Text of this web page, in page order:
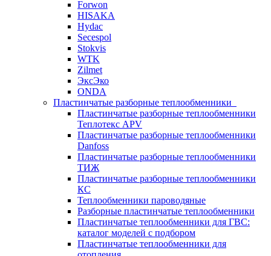
Forwon
HISAKA
Hydac
Secespol
Stokvis
WTK
Zilmet
ЭксЭко
ONDA
Пластинчатые разборные теплообменники
Пластинчатые разборные теплообменники
Теплотекс APV
Пластинчатые разборные теплообменники
Danfoss
Пластинчатые разборные теплообменники
ТИЖ
Пластинчатые разборные теплообменники
КC
Теплообменники пароводяные
Разборные пластинчатые теплообменники
Пластинчатые теплообменники для ГВС:
каталог моделей с подбором
Пластинчатые теплообменники для